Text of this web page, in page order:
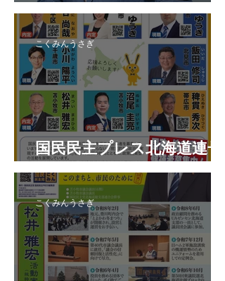
候補者
国民民主プレス北海道連号
外 令和8年7月
こくみんうさぎ
こくみんうさぎ